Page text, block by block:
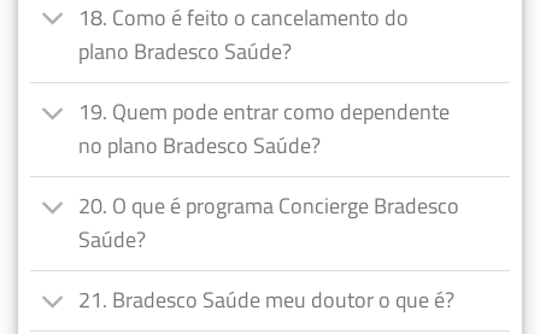
18. Como é feito o cancelamento do
plano Bradesco Saúde?
19. Quem pode entrar como dependente
no plano Bradesco Saúde?
20. O que é programa Concierge Bradesco
Saúde?
21. Bradesco Saúde meu doutor o que é?